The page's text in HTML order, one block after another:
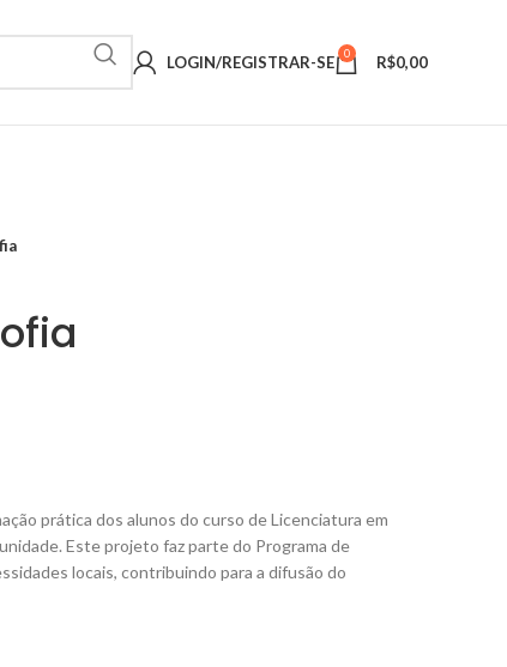
LOGIN/REGISTRAR-SE 0 R$0,00
prática dos alunos do curso de Licenciatura em
Este projeto faz parte do Programa de
locais, contribuindo para a difusão do